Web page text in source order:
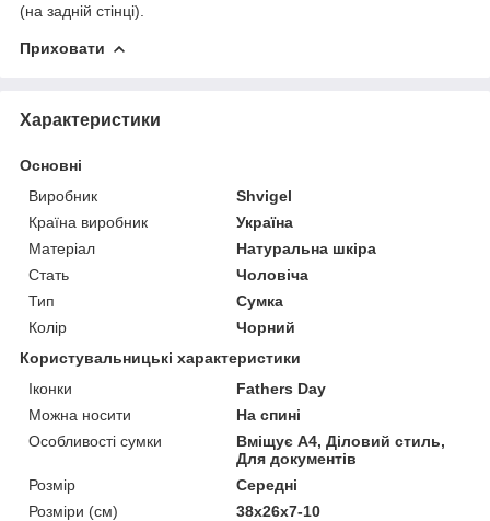
(на задній стінці).
Приховати
Характеристики
Основні
Виробник
Shvigel
Країна виробник
Україна
Матеріал
Натуральна шкіра
Стать
Чоловіча
Тип
Сумка
Колір
Чорний
Користувальницькі характеристики
Іконки
Fathers Day
Можна носити
На спині
Особливості сумки
Вміщує А4, Діловий стиль,
Для документів
Розмір
Середні
Розміри (см)
38х26х7-10